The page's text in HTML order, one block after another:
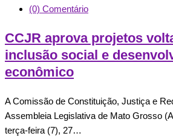
(0) Comentário
CCJR aprova projetos
inclusão social e
econômico
A Comissão de Constituição, Justiça e
Assembleia Legislativa de Mato Grosso
terça-feira (7), 27…